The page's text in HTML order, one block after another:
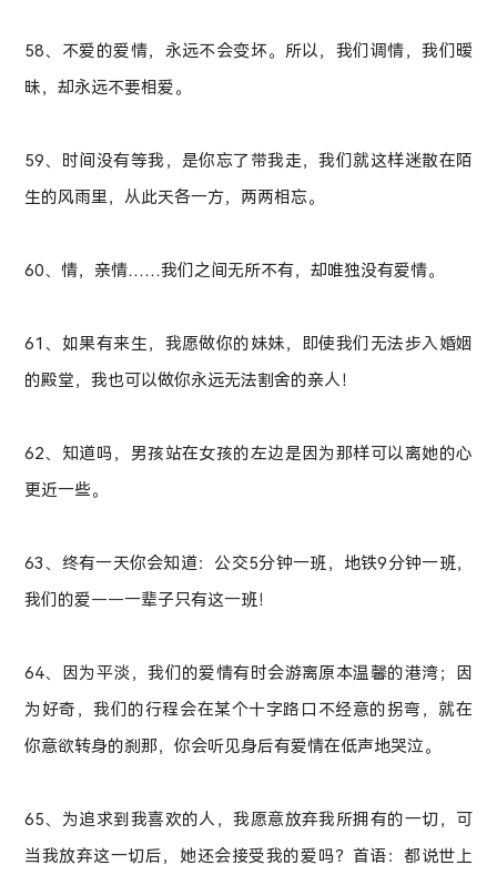
58、不爱的爱情，永远不会变坏。所以，我们调情，我们暧
昧，却永远不要相爱。
59、时间没有等我，是你忘了带我走，我们就这样迷散在陌
生的风雨里，从此天各一方，两两相忘。
60、情，亲情……我们之间无所不有，却唯独没有爱情。
61、如果有来生，我愿做你的妹妹，即使我们无法步入婚姻
的殿堂，我也可以做你永远无法割舍的亲人！
62、知道吗，男孩站在女孩的左边是因为那样可以离她的心
更近一些。
63、终有一天你会知道：公交5分钟一班，地铁9分钟一班，
我们的爱——一辈子只有这一班！
64、因为平淡，我们的爱情有时会游离原本温馨的港湾；因
为好奇，我们的行程会在某个十字路口不经意的拐弯，就在
你意欲转身的刹那，你会听见身后有爱情在低声地哭泣。
65、为追求到我喜欢的人，我愿意放弃我所拥有的一切，可
当我放弃这一切后，她还会接受我的爱吗？首语：都说世上